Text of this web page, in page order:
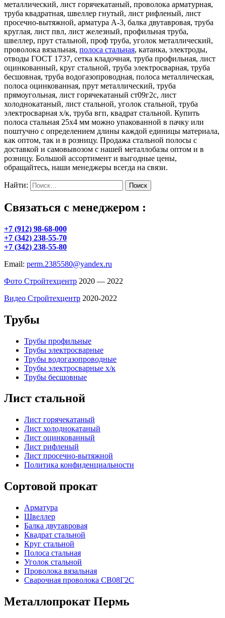
металлический, лист горячекатаный, проволока арматурная,
труба квадратная, швеллер гнутый, лист рифленый, лист
просечно-вытяжной, арматура А-3, балка двутавровая, труба
круглая, лист пвл, лист железный, профильная труба,
швеллер, прут стальной, проф труба, уголок металлический,
проволока вязальная, полоса стальная, катанка, электроды,
отводы ГОСТ 1737, сетка кладочная, труба профильная, лист
оцинкованный, круг стальной, труба электросварная, труба
бесшовная, труба водогазопроводная, полоса металлическая,
полоса оцинкованная, прут металлический, труба
прямоугольная, лист горячекатаный ст09г2с, лист
холоднокатаный, лист стальной, уголок стальной, труба
электросварная х/к, труба вгп, квадрат стальной. Купить
полоса стальная 25х4 мм можно упакованной в пачку или
поштучно с определением длины каждой единицы материала,
как оптом, так и в розницу. Продажа стальной полосы с
доставкой и самовывозом с нашей металлобазы оптом и в
розницу. Большой ассортимент и выгодные цены,
обращайтесь, наши менеджеры всегда на связи.
Найти:
Связаться с менеджером :
+7 (912) 98-68-000
+7 (342) 238-55-70
+7 (342) 238-55-80
Email: perm.2385580@yandex.ru
Фото Стройтехцентр 2020 — 2022
Видео Стройтехцентр 2020-2022
Трубы
Трубы профильные
Трубы электросварные
Трубы водогазопроводные
Трубы электросварные х/к
Трубы бесшовные
Лист стальной
Лист горячекатаный
Лист холоднокатаный
Лист оцинкованный
Лист рифленый
Лист просечно-вытяжной
Политика конфиденциальности
Сортовой прокат
Арматура
Швеллер
Балка двутавровая
Квадрат стальной
Круг стальной
Полоса стальная
Уголок стальной
Проволока вязальная
Сварочная проволока СВ08Г2С
Металлопрокат Пермь